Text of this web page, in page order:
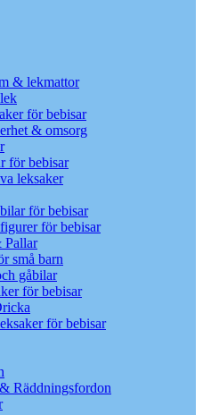
& lekmattor
för bebisar
& omsorg
för bebisar
leksaker
för bebisar
för bebisar
Pallar
små barn
gåbilar
för bebisar
för bebisar
Räddningsfordon